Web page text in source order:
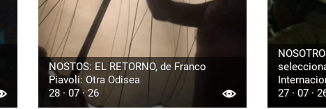
NOSTOS: EL RETORNO, de Franco
Piavoli: Otra Odisea
28 · 07 · 26
27 · 07 ·